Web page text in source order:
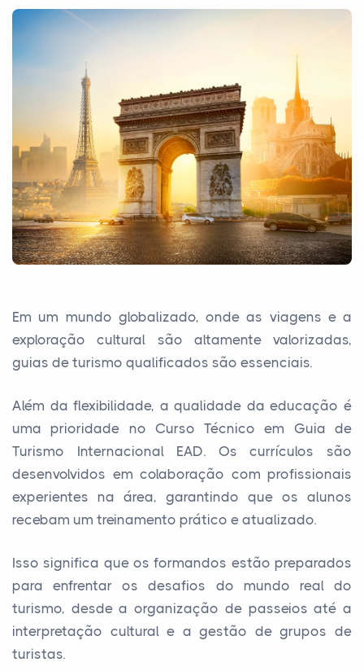
Em um mundo globalizado, onde as viagens e a
exploração cultural são altamente valorizadas,
guias de turismo qualificados são essenciais.
Além da flexibilidade, a qualidade da educação é
uma prioridade no Curso Técnico em Guia de
Turismo Internacional EAD. Os currículos são
desenvolvidos em colaboração com profissionais
experientes na área, garantindo que os alunos
recebam um treinamento prático e atualizado.
Isso significa que os formandos estão preparados
para enfrentar os desafios do mundo real do
turismo, desde a organização de passeios até a
interpretação cultural e a gestão de grupos de
turistas.